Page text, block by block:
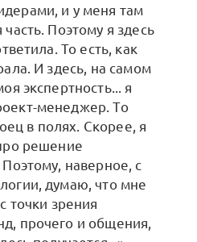
и у меня там
часть. Поэтому я здесь
То есть, как
И здесь, на самом
экспертность... я
менеджер. То
в полях. Скорее, я
решение
наверное, с
думаю, что мне
точки зрения
прочего и общения,